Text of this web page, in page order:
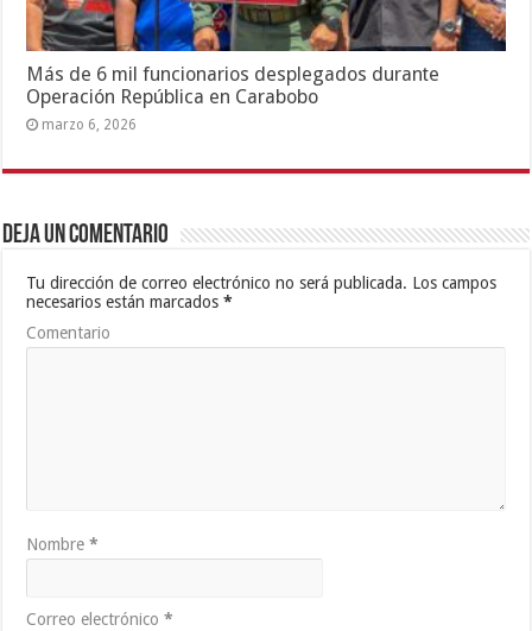
Más de 6 mil funcionarios desplegados durante
Operación República en Carabobo
marzo 6, 2026
Deja un comentario
Tu dirección de correo electrónico no será publicada. Los campos
necesarios están marcados*
Comentario
Nombre*
Correo electrónico*